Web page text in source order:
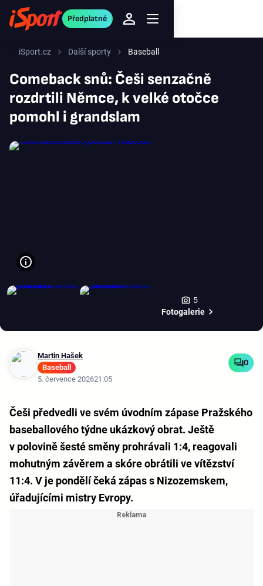
Předplatné
iSport.cz Další sporty Baseball
Comeback snů: Češi senzačně
rozdrtili Němce, k velké otočce
pomohl i grandslam
5
Fotogalerie
Martin Hašek
Baseball
5. července 202621:05
0
Češi předvedli ve svém úvodním zápase Pražského
baseballového týdne ukázkový obrat. Ještě
v polovině šesté směny prohrávali 1:4, reagovali
mohutným závěrem a skóre obrátili ve vítězství
11:4. V je pondělí čeká zápas s Nizozemskem,
úřadujícími mistry Evropy.